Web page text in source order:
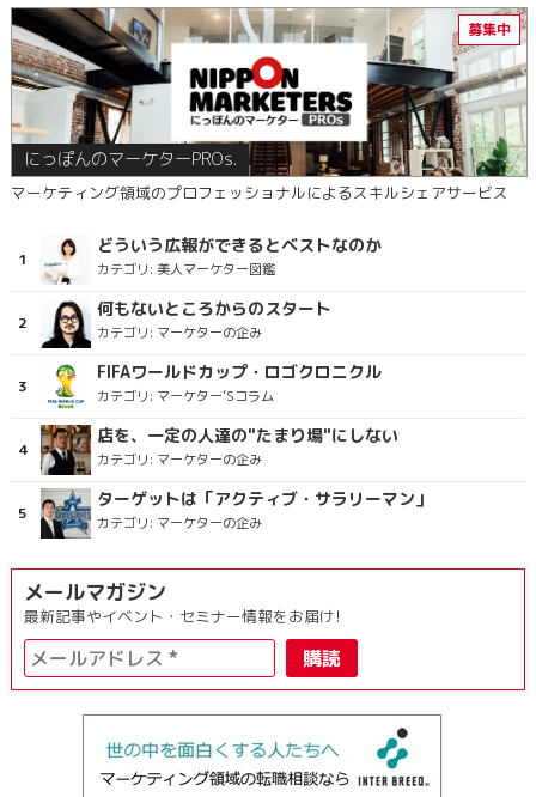
にっぽんのマーケターPROs.
マーケティング領域のプロフェッショナルによるスキルシェアサービス
どういう広報ができるとベストなのか
カテゴリ: 美人マーケター図鑑
何もないところからのスタート
カテゴリ: マーケターの企み
FIFAワールドカップ・ロゴクロニクル
カテゴリ: マーケター’Sコラム
店を、一定の人達の"たまり場"にしない
カテゴリ: マーケターの企み
ターゲットは「アクティブ・サラリーマン」
カテゴリ: マーケターの企み
メールマガジン
最新記事やイベント・セミナー情報をお届け!